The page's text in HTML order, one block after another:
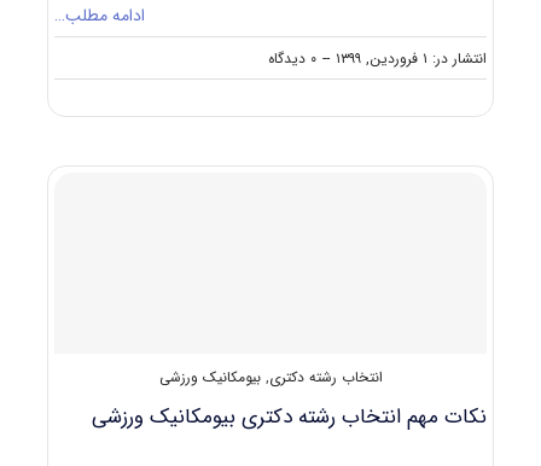
ادامه مطلب…
انتشار در: ۱ فروردین, ۱۳۹۹ -- ۰ دیدگاه
on
کارنامه
آزمون
انتخاب رشته دکتری,بیومکانیک ورزشی
نکات مهم انتخاب رشته دکتری بیومکانیک ورزشی